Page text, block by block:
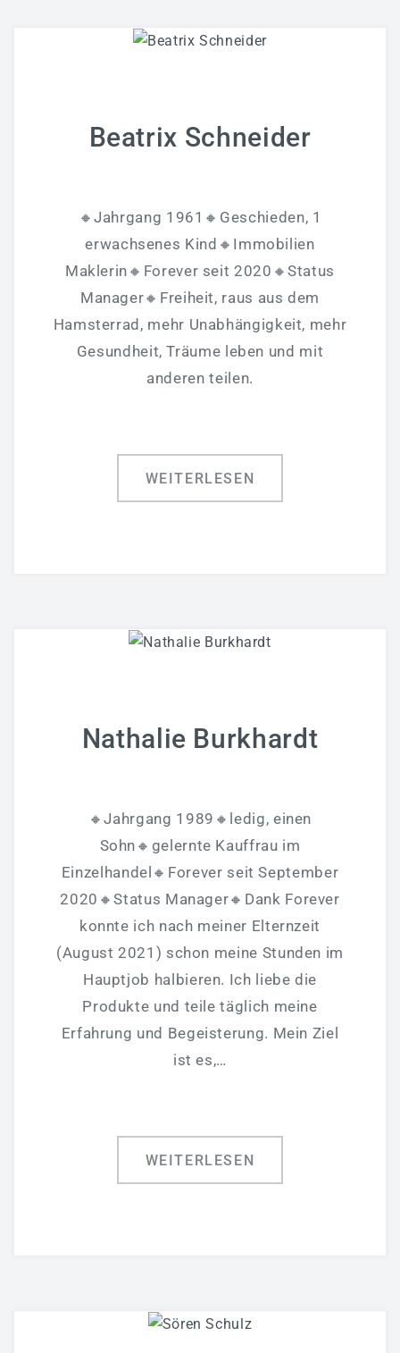
Beatrix Schneider
🔸Jahrgang 1961🔸Geschieden, 1
erwachsenes Kind🔸Immobilien
Maklerin🔸Forever seit 2020🔸Status
Manager🔸Freiheit, raus aus dem
Hamsterrad, mehr Unabhängigkeit, mehr
Gesundheit, Träume leben und mit
anderen teilen.
WEITERLESEN
Nathalie Burkhardt
🔸Jahrgang 1989🔸ledig, einen
Sohn🔸gelernte Kauffrau im
Einzelhandel🔸Forever seit September
2020🔸Status Manager🔸Dank Forever
konnte ich nach meiner Elternzeit
(August 2021) schon meine Stunden im
Hauptjob halbieren. Ich liebe die
Produkte und teile täglich meine
Erfahrung und Begeisterung. Mein Ziel
ist es,…
WEITERLESEN